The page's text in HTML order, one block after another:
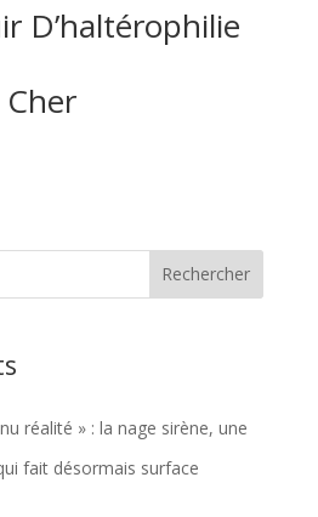
D’haltérophilie
réalité » : la nage sirène, une
fait désormais surface